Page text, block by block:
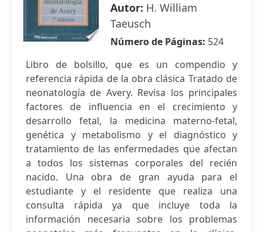
Autor: H. William
Taeusch
Número de Páginas: 524
Libro de bolsillo, que es un compendio y
referencia rápida de la obra clásica Tratado de
neonatología de Avery. Revisa los principales
factores de influencia en el crecimiento y
desarrollo fetal, la medicina materno-fetal,
genética y metabolismo y el diagnóstico y
tratamiento de las enfermedades que afectan
a todos los sistemas corporales del recién
nacido. Una obra de gran ayuda para el
estudiante y el residente que realiza una
consulta rápida ya que incluye toda la
información necesaria sobre los problemas